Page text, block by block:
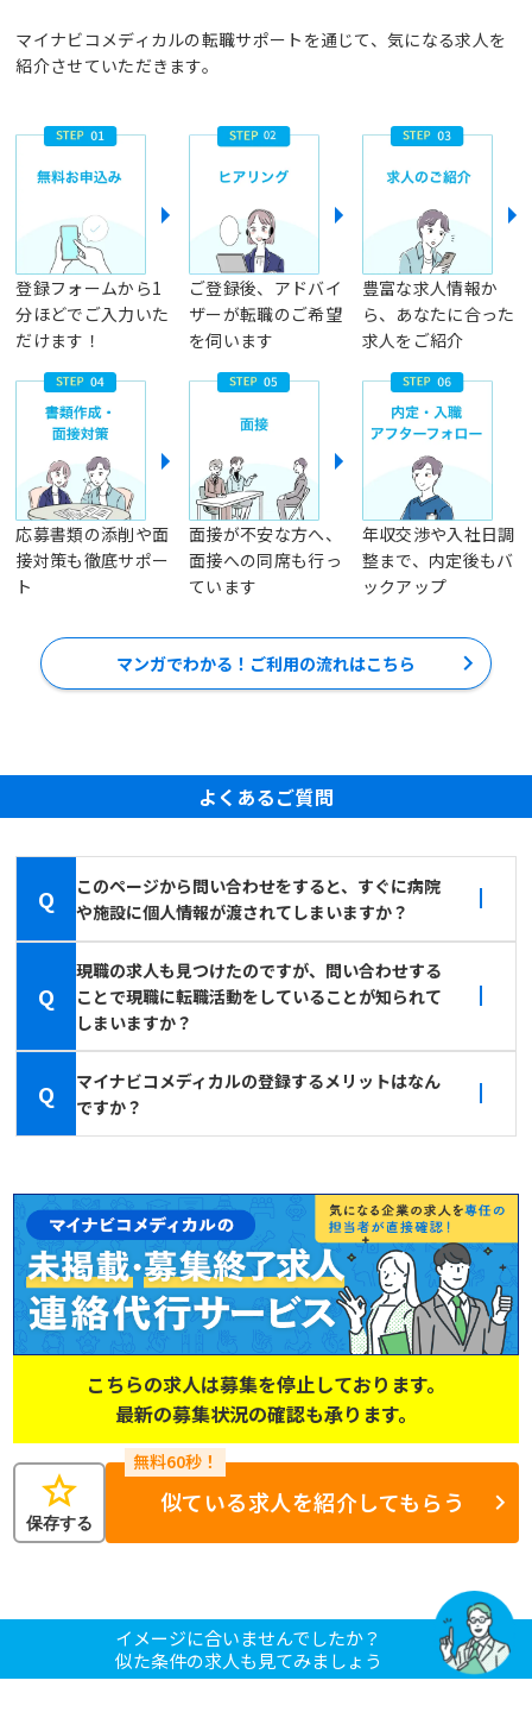
マイナビコメディカルの転職サポートを通じて、気になる求人を
紹介させていただきます。
登録フォームから1
分ほどでご入力いた
だけます！
ご登録後、アドバイ
ザーが転職のご希望
を伺います
豊富な求人情報か
ら、あなたに合った
求人をご紹介
応募書類の添削や面
接対策も徹底サポー
ト
面接が不安な方へ、
面接への同席も行っ
ています
年収交渉や入社日調
整まで、内定後もバ
ックアップ
マンガでわかる！ご利用の流れはこちら
よくあるご質問
Q
このページから問い合わせをすると、すぐに病院
や施設に個人情報が渡されてしまいますか？
Q
現職の求人も見つけたのですが、問い合わせする
ことで現職に転職活動をしていることが知られて
しまいますか？
Q
マイナビコメディカルの登録するメリットはなん
ですか？
こちらの求人は募集を停止しております。
最新の募集状況の確認も承ります。
star
保存する
似ている求人を紹介してもらう
イメージに合いませんでしたか？
似た条件の求人も見てみましょう